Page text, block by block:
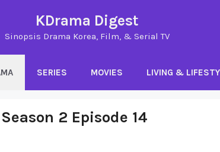
KDrama Digest
Sinopsis Drama Korea, Film, & Serial TV
SERIES MOVIES LIVING &
2 Episode 14